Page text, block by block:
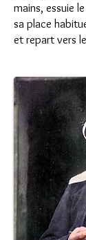
mains, essuie
sa place
et repart vers